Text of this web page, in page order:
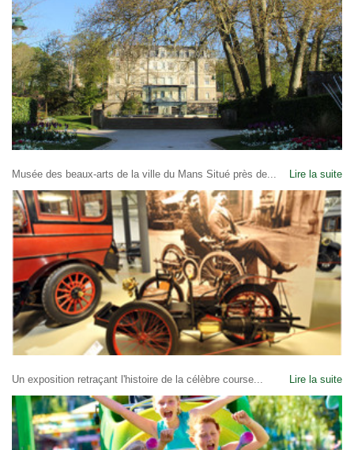
Musée des beaux-arts de la ville du Mans Situé près de... Lire la suite
Un exposition retraçant l'histoire de la célèbre course... Lire la suite